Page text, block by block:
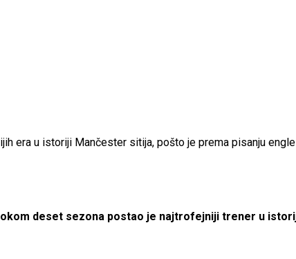
era u istoriji Mančester sitija, pošto je prema pisanju
deset sezona postao je najtrofejniji trener u